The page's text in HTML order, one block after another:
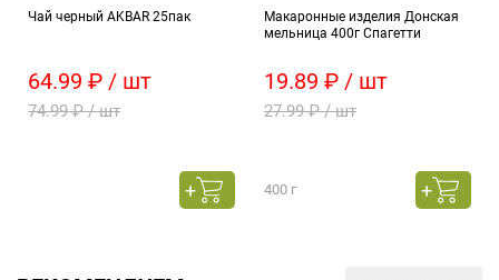
Чай черный AKBAR 25пак
64.99 ₽ / шт
74.99 ₽ / шт
Макаронные изделия Донская
мельница 400г Спагетти
19.89 ₽ / шт
27.99 ₽ / шт
400 г